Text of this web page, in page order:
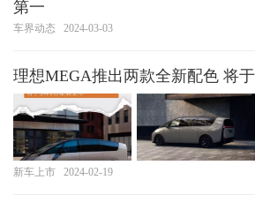
第一
车界动态 2024-03-03
理想MEGA推出两款全新配色 将
新车上市 2024-02-19